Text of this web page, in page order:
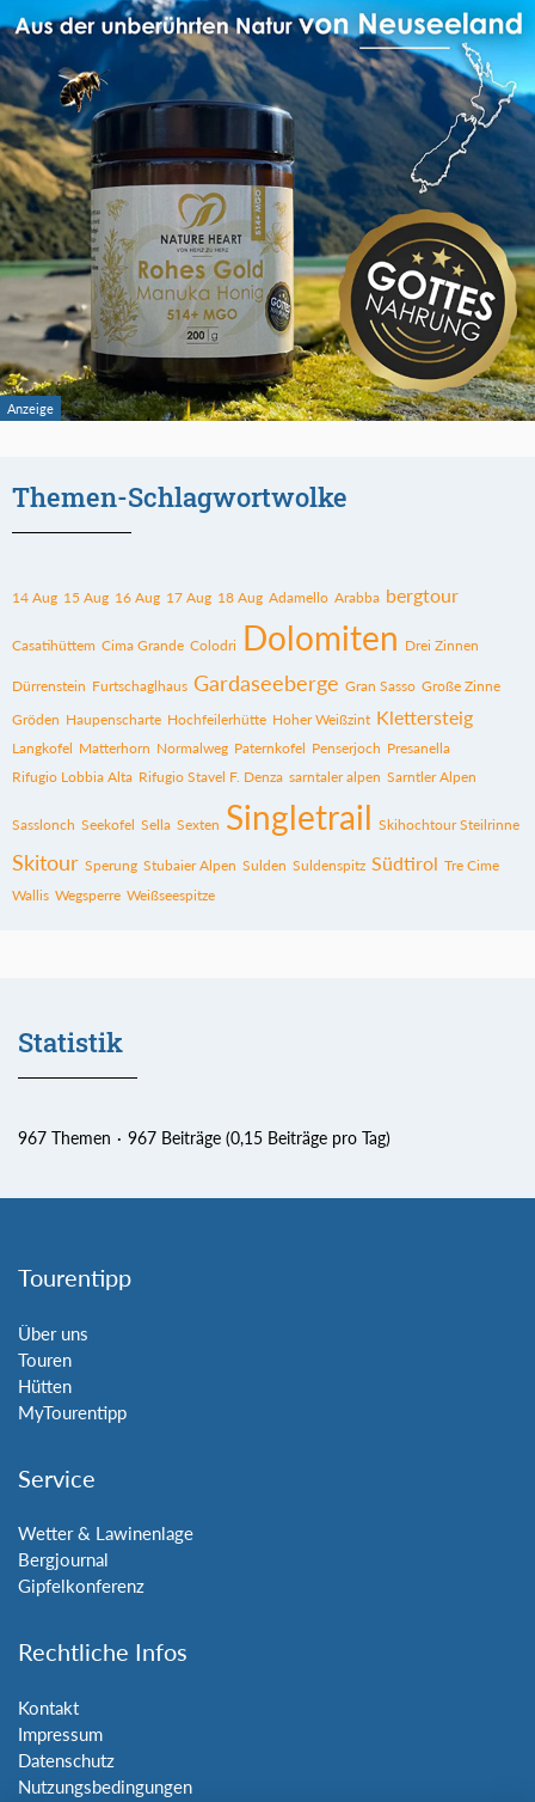
Themen-Schlagwortwolke
14 Aug 15 Aug 16 Aug 17 Aug 18 Aug Adamello Arabba bergtour
Casatihüttem Cima Grande Colodri Dolomiten Drei Zinnen
Dürrenstein Furtschaglhaus Gardaseeberge Gran Sasso Große Zinne
Gröden Haupenscharte Hochfeilerhütte Hoher Weißzint Klettersteig
Langkofel Matterhorn Normalweg Paternkofel Penserjoch Presanella
Rifugio Lobbia Alta Rifugio Stavel F. Denza sarntaler alpen Sarntler Alpen
Sasslonch Seekofel Sella Sexten Singletrail Skihochtour Steilrinne
Skitour Sperung Stubaier Alpen Sulden Suldenspitz Südtirol Tre Cime
Wallis Wegsperre Weißseespitze
Statistik
967 Themen 967 Beiträge (0,15 Beiträge pro Tag)
Tourentipp
Über uns
Touren
Hütten
MyTourentipp
Service
Wetter & Lawinenlage
Bergjournal
Gipfelkonferenz
Rechtliche Infos
Kontakt
Impressum
Datenschutz
Nutzungsbedingungen